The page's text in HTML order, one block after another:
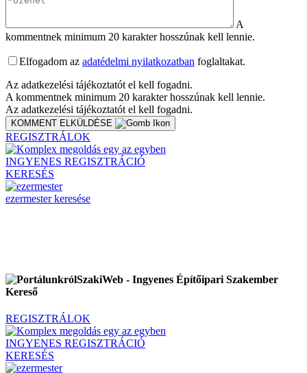
A
kommentnek minimum 20 karakter hosszúnak kell lennie.
Elfogadom az adatédelmi nyilatkozatban foglaltakat.
Az adatkezelési tájékoztatót el kell fogadni.
A kommentnek minimum 20 karakter hosszúnak kell lennie.
Az adatkezelési tájékoztatót el kell fogadni.
KOMMENT ELKÜLDÉSE
REGISZTRÁLOK
INGYENES REGISZTRÁCIÓ
KERESÉS
ezermester keresése
SzakiWeb - Ingyenes Építőipari Szakember
Kereső
REGISZTRÁLOK
INGYENES REGISZTRÁCIÓ
KERESÉS